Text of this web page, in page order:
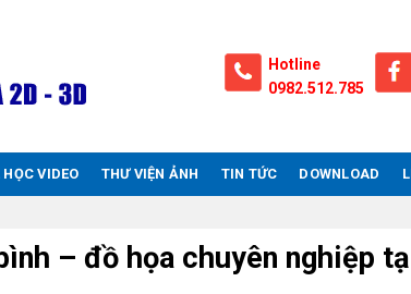
Hotline
0982.512.785
HỌC VIDEO THƯ VIỆN ẢNH TIN TỨC DOWNLOAD
– đồ họa chuyên nghiệp